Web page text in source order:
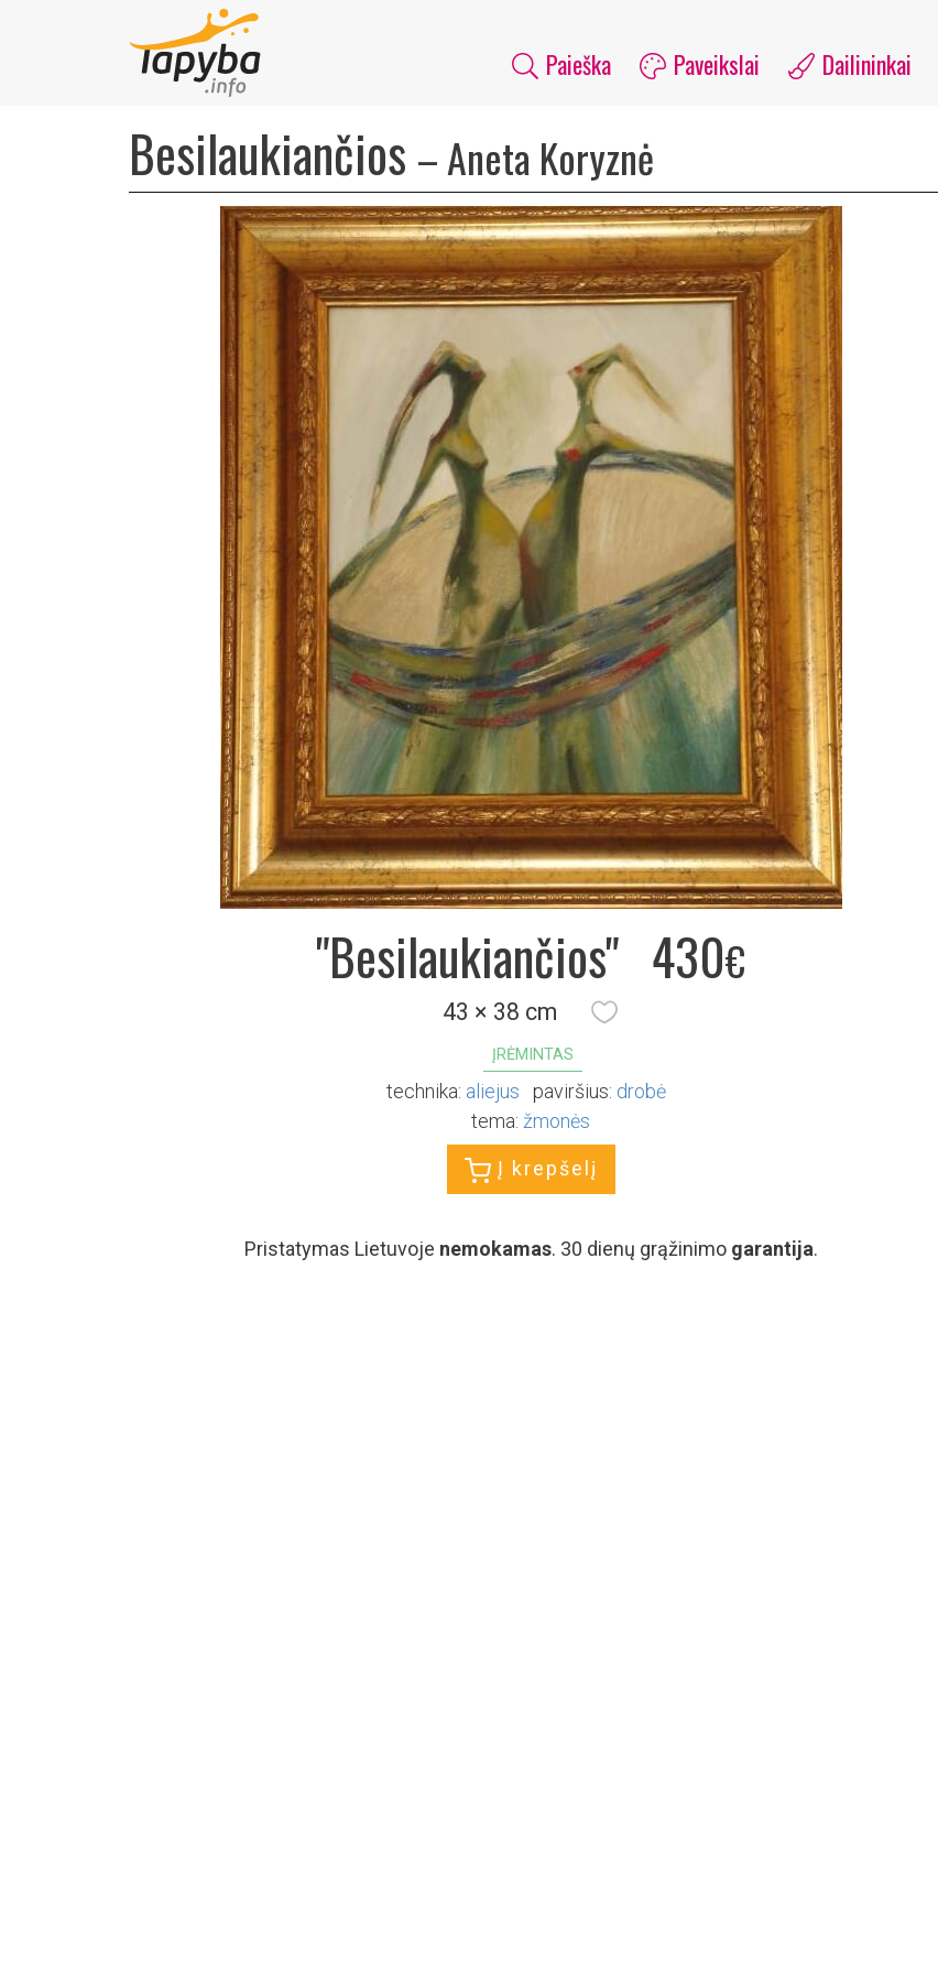
Paieška Paveikslai Dailininkai
Besilaukiančios –Aneta Koryznė
"Besilaukiančios" 430€
43 × 38 cm
ĮRĖMINTAS
technika: aliejus paviršius: drobė
tema: žmonės
Į krepšelį
Pristatymas Lietuvoje nemokamas. 30 dienų grąžinimo garantija.